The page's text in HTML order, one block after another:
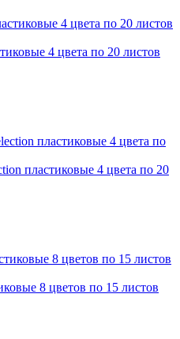
4 цвета по 20 листов
пластиковые 4 цвета по 20
8 цветов по 15 листов